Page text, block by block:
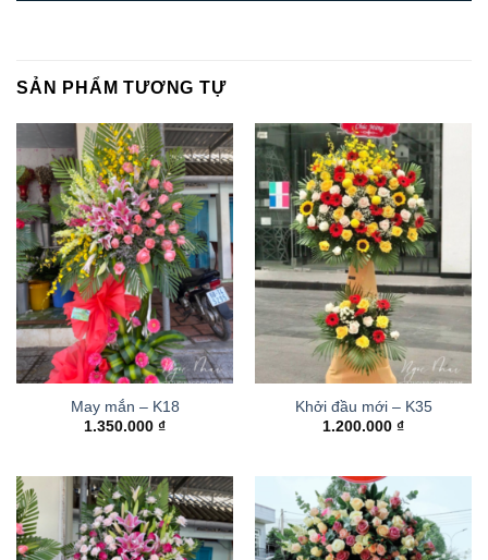
SẢN PHẨM TƯƠNG TỰ
May mắn – K18
1.350.000 ₫
Khởi đầu mới – K35
1.200.000 ₫